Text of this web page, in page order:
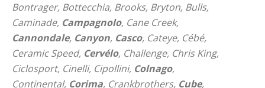
Bontrager, Bottecchia, Brooks, Bryton, Bulls,
Caminade, Campagnolo, Cane Creek,
Cannondale, Canyon, Casco, Cateye, Cébé,
Ceramic Speed, Cervélo, Challenge, Chris King,
Ciclosport, Cinelli, Cipollini, Colnago,
Continental, Corima, Crankbrothers, Cube,